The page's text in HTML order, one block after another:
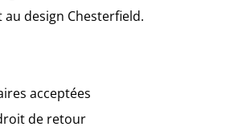
au design Chesterfield.
acceptées
de retour